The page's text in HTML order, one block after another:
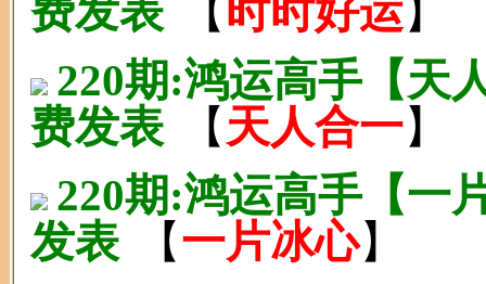
费发表 【 时时好运】
220期:鸿运高手【
费发表
【 天人合一】
220期:鸿运高手【
发表
【一片冰心】